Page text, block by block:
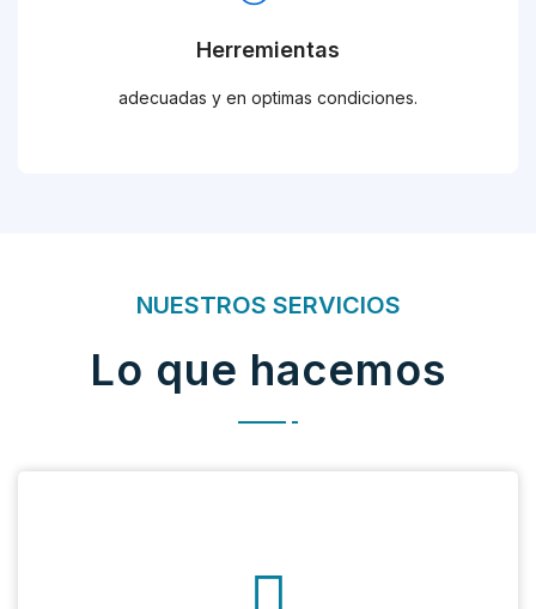
Herremientas
adecuadas y en optimas condiciones.
NUESTROS SERVICIOS
Lo que hacemos